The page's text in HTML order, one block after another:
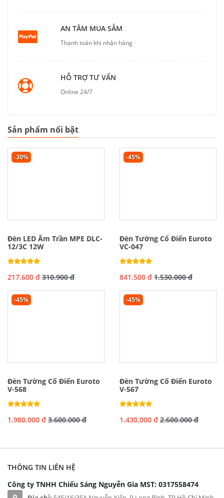
AN TÂM MUA SẮM
Thanh toán khi nhận hàng
HỖ TRỢ TƯ VẤN
Online 24/7
Sản phẩm nổi bật
-30%
Đèn LED Âm Trần MPE DLC-
12/3C 12W
217.600 đ 310.900 đ
-45%
Đèn Tường Cổ Điển Euroto
VC-047
841.500 đ 1.530.000 đ
-45%
Đèn Tường Cổ Điển Euroto
V-568
1.980.000 đ 3.600.000 đ
-45%
Đèn Tường Cổ Điển Euroto
V-567
1.430.000 đ 2.600.000 đ
THÔNG TIN LIÊN HỆ
Công ty TNHH Chiếu Sáng Nguyễn Gia MST: 0317558474